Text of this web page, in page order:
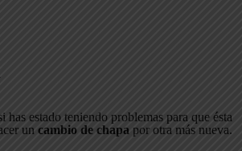
estado teniendo problemas para que ésta
un cambio de chapa por otra más nueva.